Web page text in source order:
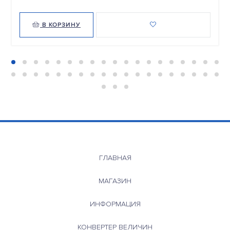
В КОРЗИНУ
ГЛАВНАЯ
МАГАЗИН
ИНФОРМАЦИЯ
КОНВЕРТЕР ВЕЛИЧИН